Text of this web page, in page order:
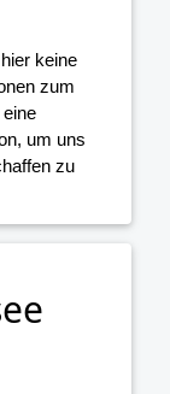
keine
zum
um uns
zu